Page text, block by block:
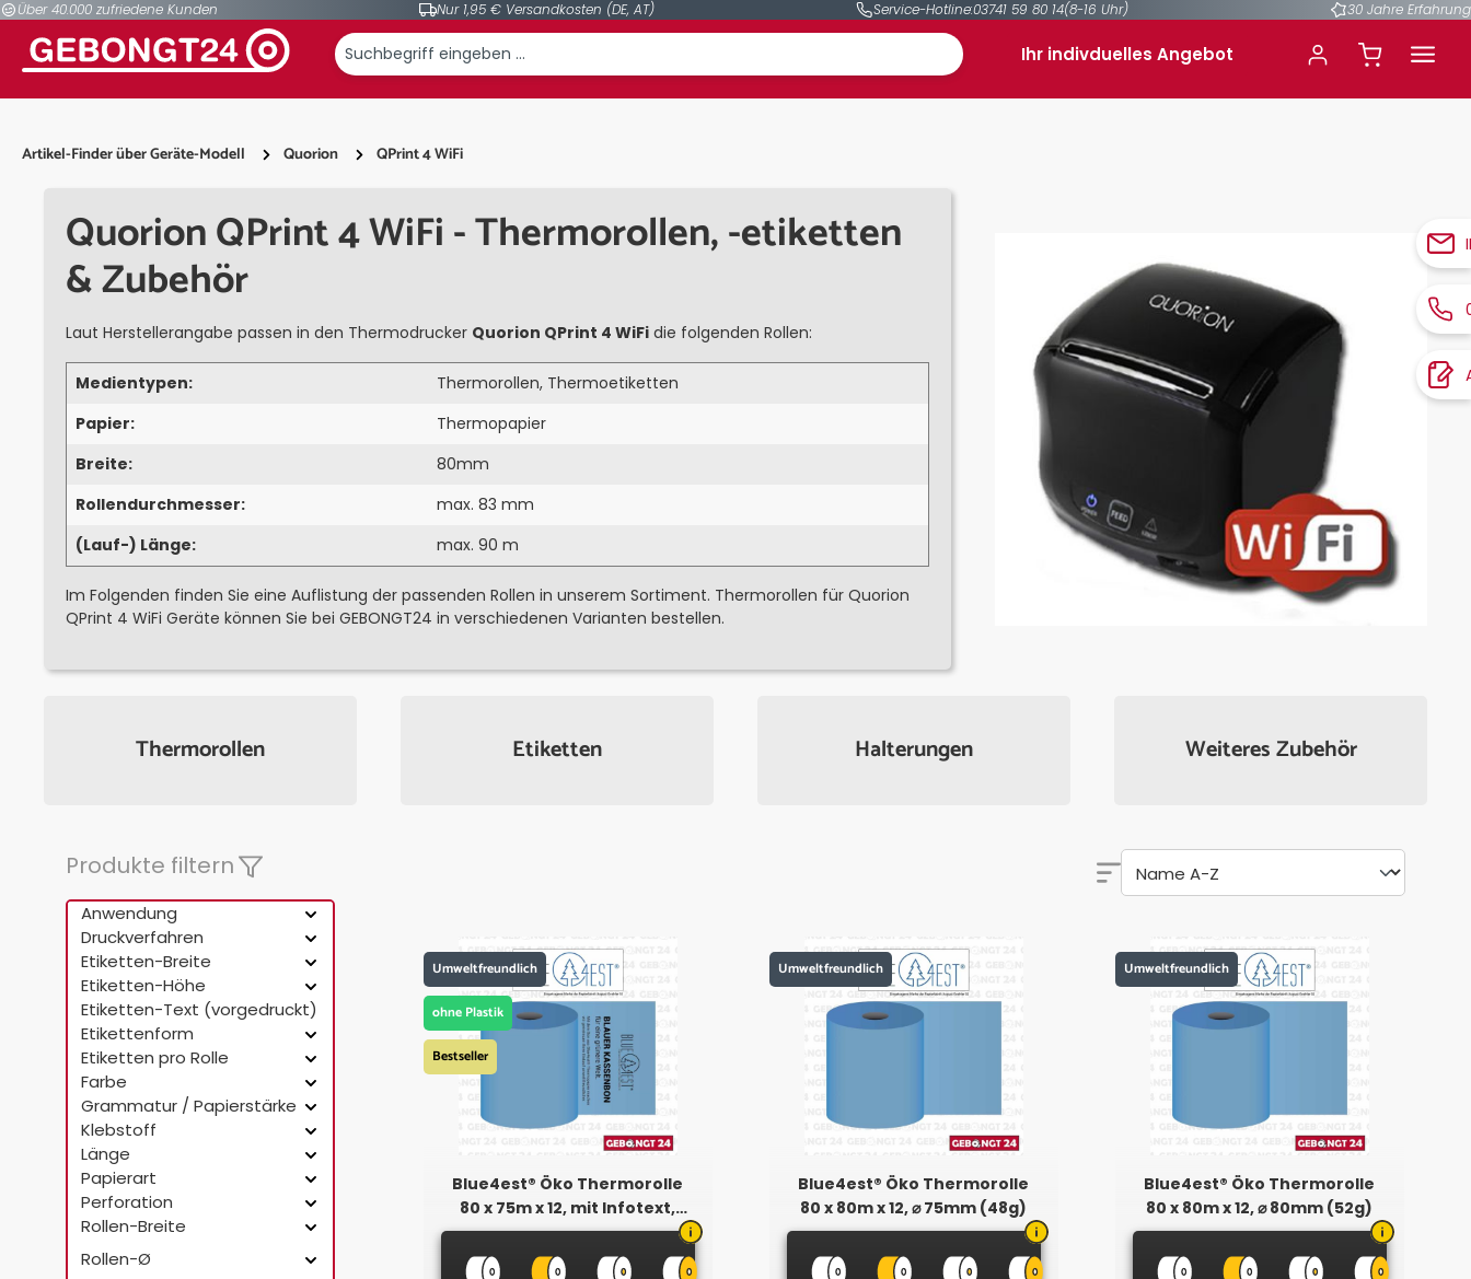
Zur Hauptnavigation springen
Über 40.000 zufriedene Kunden Nur 1,95 € Versandkosten (DE, AT) Service-Hotline:03741 59 80 14(8-16 Uhr) 30 Jahre Erfahrung
Ihr indivduelles Angebot
Artikel-Finder über Geräte-Modell Quorion QPrint 4 WiFi
Quorion QPrint 4 WiFi - Thermorollen, -etiketten
& Zubehör
Laut Herstellerangabe passen in den Thermodrucker Quorion QPrint 4 WiFi die folgenden Rollen:
Medientypen:
Thermorollen, Thermoetiketten
Papier:
Thermopapier
Breite:
80mm
Rollendurchmesser:
max. 83 mm
(Lauf-) Länge:
max. 90 m
Im Folgenden finden Sie eine Auflistung der passenden Rollen in unserem Sortiment. Thermorollen für Quorion
QPrint 4 WiFi Geräte können Sie bei GEBONGT24 in verschiedenen Varianten bestellen.
Thermorollen Etiketten Halterungen Weiteres Zubehör
Produkte filtern
Anwendung
Druckverfahren
Etiketten-Breite
Etiketten-Höhe
Etiketten-Text (vorgedruckt)
Etikettenform
Etiketten pro Rolle
Farbe
Grammatur / Papierstärke
Klebstoff
Länge
Papierart
Perforation
Rollen-Breite
Rollen-Ø
Umweltfreundlich
ohne Plastik
Bestseller
Blue4est® Öko Thermorolle
80 x 75m x 12, mit Infotext,
Plastikfrei
Umweltfreundlich
Blue4est® Öko Thermorolle
80 x 80m x 12, ⌀ 75mm (48g)
Umweltfreundlich
Blue4est® Öko Thermorolle
80 x 80m x 12, ⌀ 80mm (52g)